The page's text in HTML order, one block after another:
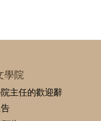
學院
主任的歡迎辭